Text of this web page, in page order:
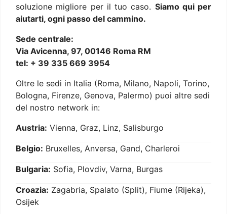
soluzione migliore per il tuo caso. Siamo qui per
aiutarti, ogni passo del cammino.
Sede centrale:
Via Avicenna, 97, 00146 Roma RM
tel: + 39 335 669 3954
Oltre le sedi in Italia (Roma, Milano, Napoli, Torino,
Bologna, Firenze, Genova, Palermo) puoi altre sedi
del nostro network in:
Austria: Vienna, Graz, Linz, Salisburgo
Belgio: Bruxelles, Anversa, Gand, Charleroi
Bulgaria: Sofia, Plovdiv, Varna, Burgas
Croazia: Zagabria, Spalato (Split), Fiume (Rijeka),
Osijek